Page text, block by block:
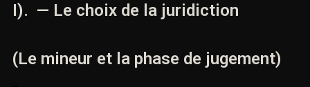
I). — Le choix de la juridiction
(Le mineur et la phase de jugement)